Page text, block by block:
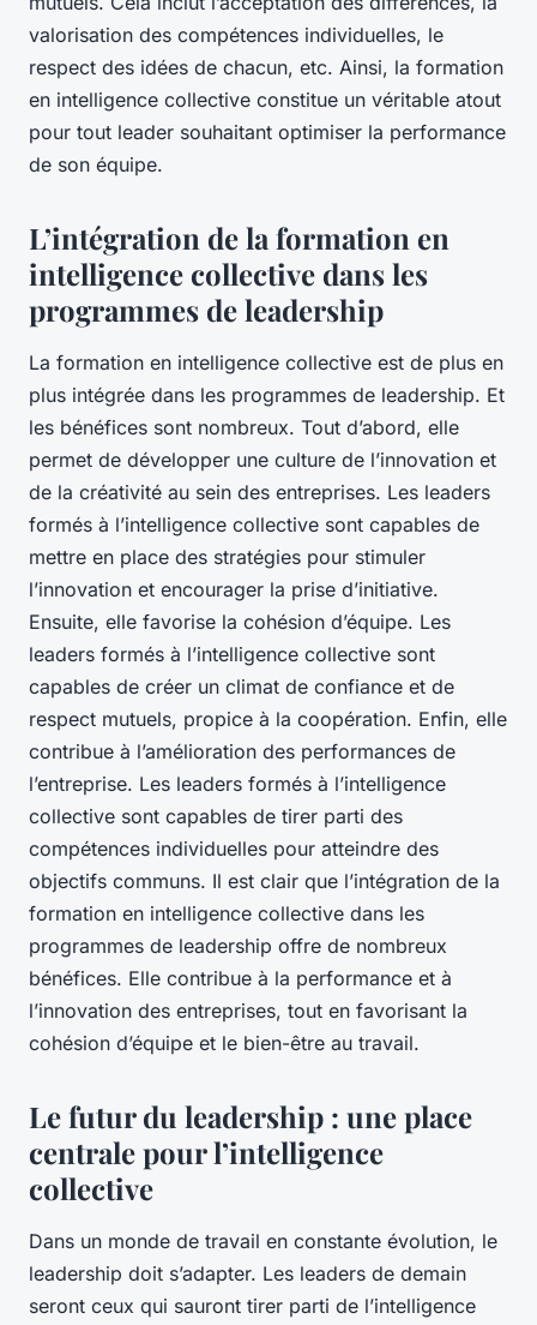
valorisation des compétences individuelles, le
respect des idées de chacun, etc. Ainsi, la formation
en intelligence collective constitue un véritable atout
pour tout leader souhaitant optimiser la performance
de son équipe.
L’intégration de la formation en
intelligence collective dans les
programmes de leadership
La formation en intelligence collective est de plus en
plus intégrée dans les programmes de leadership. Et
les bénéfices sont nombreux. Tout d’abord, elle
permet de développer une culture de l’innovation et
de la créativité au sein des entreprises. Les leaders
formés à l’intelligence collective sont capables de
mettre en place des stratégies pour stimuler
l’innovation et encourager la prise d’initiative.
Ensuite, elle favorise la cohésion d’équipe. Les
leaders formés à l’intelligence collective sont
capables de créer un climat de confiance et de
respect mutuels, propice à la coopération. Enfin, elle
contribue à l’amélioration des performances de
l’entreprise. Les leaders formés à l’intelligence
collective sont capables de tirer parti des
compétences individuelles pour atteindre des
objectifs communs. Il est clair que l’intégration de la
formation en intelligence collective dans les
programmes de leadership offre de nombreux
bénéfices. Elle contribue à la performance et à
l’innovation des entreprises, tout en favorisant la
cohésion d’équipe et le bien-être au travail.
Le futur du leadership : une place
centrale pour l’intelligence
collective
Dans un monde de travail en constante évolution, le
leadership doit s’adapter. Les leaders de demain
seront ceux qui sauront tirer parti de l’intelligence